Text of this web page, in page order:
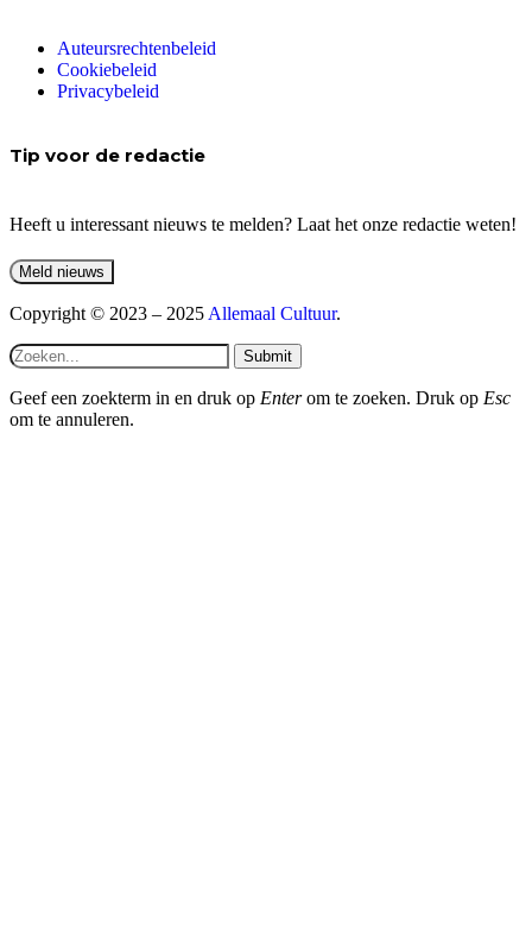
Auteursrechtenbeleid
Cookiebeleid
Privacybeleid
Tip voor de redactie
Heeft u interessant nieuws te melden? Laat het onze redactie weten!
Copyright © 2023 – 2025Allemaal Cultuur.
Submit
Geef een zoekterm in en druk op Enterom te zoeken. Druk op Esc
om te annuleren.